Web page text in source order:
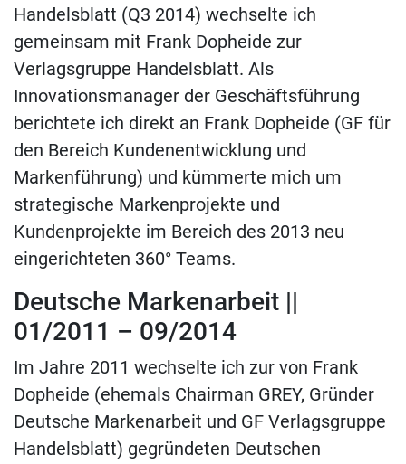
Handelsblatt (Q3 2014) wechselte ich
gemeinsam mit Frank Dopheide zur
Verlagsgruppe Handelsblatt. Als
Innovationsmanager der Geschäftsführung
berichtete ich direkt an Frank Dopheide (GF für
den Bereich Kundenentwicklung und
Markenführung) und kümmerte mich um
strategische Markenprojekte und
Kundenprojekte im Bereich des 2013 neu
eingerichteten 360° Teams.
Deutsche Markenarbeit ||
01/2011 – 09/2014
Im Jahre 2011 wechselte ich zur von Frank
Dopheide (ehemals Chairman GREY, Gründer
Deutsche Markenarbeit und GF Verlagsgruppe
Handelsblatt) gegründeten Deutschen